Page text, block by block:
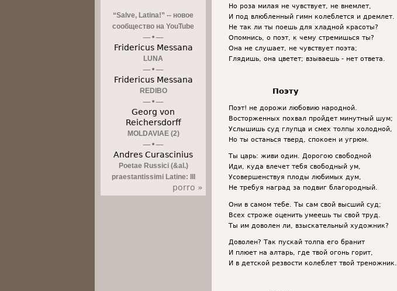
Но роза милая не чувствует, не внемлет,
И под влюбленный гимн колеблется и дремлет.
Не так ли ты поешь для хладной красоты?
Опомнись, о поэт, к чему стремишься ты?
Она не слушает, не чувствует поэта;
Глядишь, она цветет; взываешь - нет ответа.
Поэту
Поэт! не дорожи любовию народной.
Восторженных похвал пройдет минутный шум;
Услышишь суд глупца и смех толпы холодной,
Но ты останься тверд, спокоен и угрюм.
Ты царь: живи один. Дорогою свободной
Иди, куда влечет тебя свободный ум,
Усовершенствуя плоды любимых дум,
Не требуя наград за подвиг благородный.
Они в самом тебе. Ты сам свой высший суд;
Всех строже оценить умеешь ты свой труд.
Ты им доволен ли, взыскательный художник?
Доволен? Так пускай толпа его бранит
И плюет на алтарь, где твой огонь горит,
И в детской резвости колеблет твой треножник.
“Salve, Latina!” -- новое
сообщество на YouTube
Fridericus Messana
LUNA
Fridericus Messana
REDIBO
Georg von
Reichersdorff
MOLDAVIAE (2)
Andres Curascinius
Poetae Russici (&al.)
praestantissimi Latine: III
porro »